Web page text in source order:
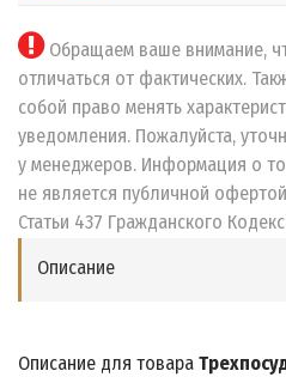
Обращаем ваше внимание,
отличаться от фактических.
собой право менять
уведомления. Пожалуйста,
у менеджеров. Информация о
не является публичной
Статьи 437 Гражданского
Описание
Описание для товара